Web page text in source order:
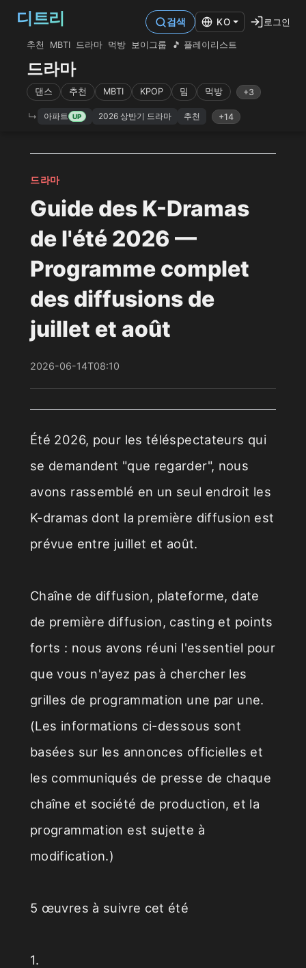
디트리
추천 MBTI 드라마 먹방 보이그룹 🎵 플레이리스트
드라마
댄스 추천 MBTI KPOP 밈 먹방 +3
아파트 UP 2026 상반기 드라마 추천 +14
검색 KO 로그인
드라마
Guide des K-Dramas
de l'été 2026 —
Programme complet
des diffusions de
juillet et août
2026-06-14T08:10
Été 2026, pour les téléspectateurs qui
se demandent "que regarder", nous
avons rassemblé en un seul endroit les
K-dramas dont la première diffusion est
prévue entre juillet et août.
Chaîne de diffusion, plateforme, date
de première diffusion, casting et points
forts : nous avons réuni l'essentiel pour
que vous n'ayez pas à chercher les
grilles de programmation une par une.
(Les informations ci-dessous sont
basées sur les annonces officielles et
les communiqués de presse de chaque
chaîne et société de production, et la
programmation est sujette à
modification.)
5 œuvres à suivre cet été
1.